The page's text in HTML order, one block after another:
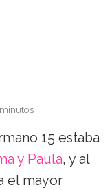
15 estaba
y Paula, y al
el mayor